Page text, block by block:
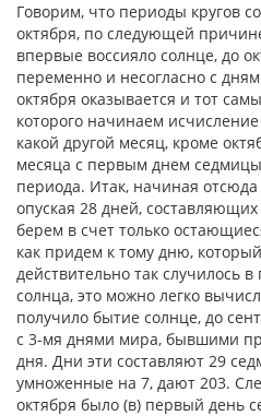
Говорим, что периоды кругов
октября, по следующей
впервые воссияло солнце, до
переменно и несогласно с
октября оказывается и тот
которого начинаем
какой другой месяц, кроме
месяца с первым днем
периода. Итак, начиная
опуская 28 дней,
берем в счет только
как придем к тому дню,
действительно так случилось
солнца, это можно легко
получило бытие солнце, до
с 3-мя днями мира, бывшими
дня. Дни эти составляют 29
умноженные на 7, дают 203.
октября было (в) первый день